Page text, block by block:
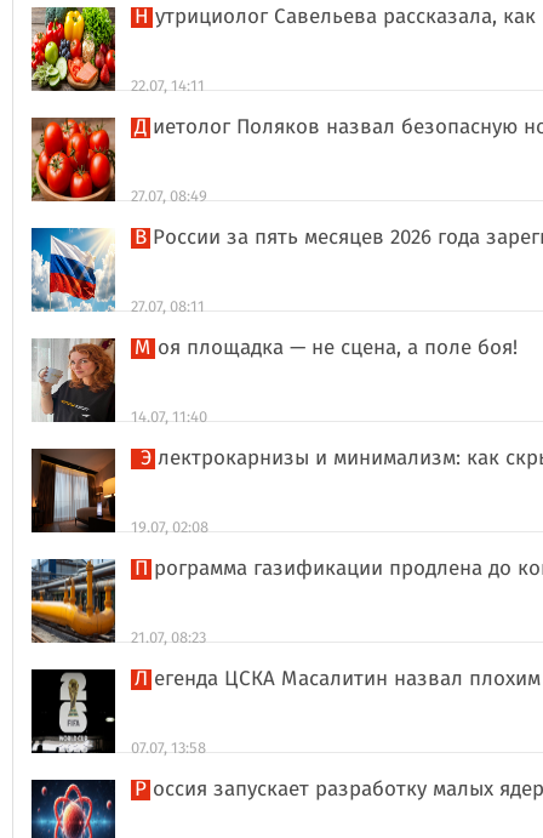
Нутрициолог Савельева рассказала,
22.07, 14:11
Диетолог Поляков назвал безопасную
27.07, 08:49
В России за пять месяцев 2026 года
27.07, 08:11
Моя площадка — не сцена, а поле боя!
14.07, 11:40
Электрокарнизы и минимализм: как
19.07, 02:08
Программа газификации продлена до
21.07, 08:23
Легенда ЦСКА Масалитин назвал
07.07, 13:58
Россия запускает разработку малых